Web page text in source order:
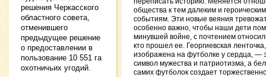
решения Черкасского
областного совета,
отменившего
предыдущее решение
о предоставлении в
пользование 10 551 га
охотничьих угодий.
общества к тем далеким и героическим
событиям. Эти новые веяния
особенно важно, чтобы наши дети
минувшей войне, с почтением
кто прошел ее. Георгиевская
изображена на футболке у сердца, —
символ мужества и патриотизма, а
самих футболок создает